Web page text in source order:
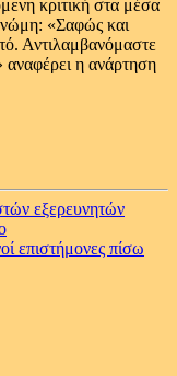
κριτική στα μέσα
«Σαφώς και
Αντιλαμβανόμαστε
η ανάρτηση
εξερευνητών
επιστήμονες πίσω